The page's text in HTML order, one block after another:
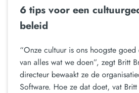
6 tips voor een
beleid
“Onze cultuur is ons hoogste goed
van alles wat we doen”, zegt Britt
directeur bewaakt ze de
Software. Hoe ze dat doet, vat